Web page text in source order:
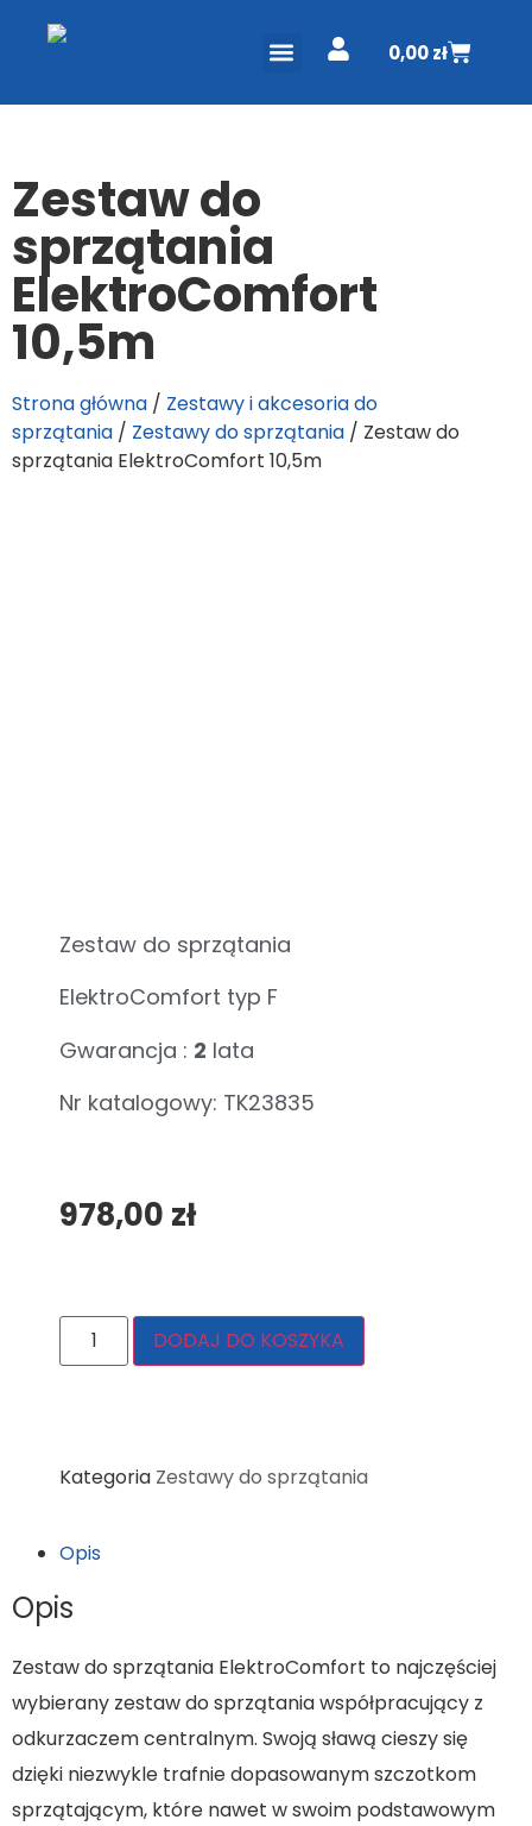
0,00zł
Zestaw do
sprzątania
ElektroComfort
10,5m
Strona główna / Zestawy i akcesoria do
sprzątania / Zestawy do sprzątania / Zestaw do
sprzątania ElektroComfort 10,5m
Zestaw do sprzątania
ElektroComfort typ F
Gwarancja : 2 lata
Nr katalogowy: TK23835
978,00 zł
DODAJ DO KOSZYKA
Kategoria Zestawy do sprzątania
Opis
Opis
Zestaw do sprzątania ElektroComfort to najczęściej
wybierany zestaw do sprzątania współpracujący z
odkurzaczem centralnym. Swoją sławą cieszy się
dzięki niezwykle trafnie dopasowanym szczotkom
sprzątającym, które nawet w swoim podstawowym